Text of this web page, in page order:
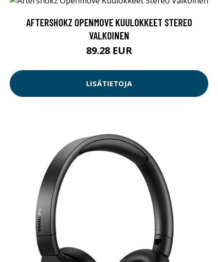
AFTERSHOKZ OPENMOVE KUULOKKEET STEREO
VALKOINEN
89.28 EUR
LISÄTIETOJA